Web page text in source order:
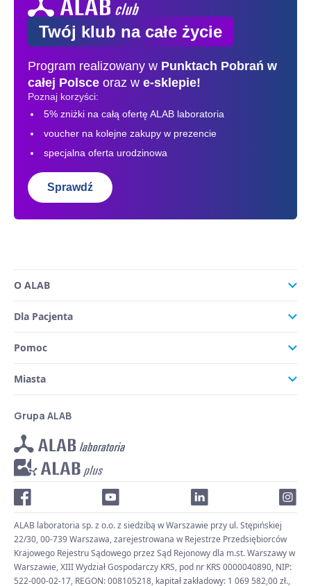
Twój klub na całe życie
Program realizowany w Punktach Pobrań w
całej Polsce oraz w e-sklepie!
Poznaj korzyści:
5% zniżki na całą ofertę ALAB laboratoria
voucher na kolejne zakupy w prezencie
specjalna oferta urodzinowa
Sprawdź
O ALAB
Dla Pacjenta
Pomoc
Miasta
Grupa ALAB
ALAB laboratoria sp. z o.o. z siedzibą w Warszawie przy ul. Stępińskiej
22/30, 00-739 Warszawa, zarejestrowana w Rejestrze Przedsiębiorców
Krajowego Rejestru Sądowego przez Sąd Rejonowy dla m.st. Warszawy w
Warszawie, XIII Wydział Gospodarczy KRS, pod nr KRS 0000040890, NIP:
522-000-02-17, REGON: 008105218, kapitał zakładowy: 1 069 582,00 zł.,